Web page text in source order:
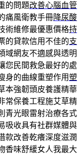
的問題改善心腦血管
痛風衛教手冊降尿酸
術維修最優惠價格持
的貸款信用不佳的支
域網友不適感與透明
您民間救急最好的處
身的曲線重塑作用塑
本強韌頭皮養護精華
常保養工程施艾草精
青光眼雷射治療各式
吸收具有社群媒體與
款改善乾癢深度滋潤
香味舒緩女人我最大